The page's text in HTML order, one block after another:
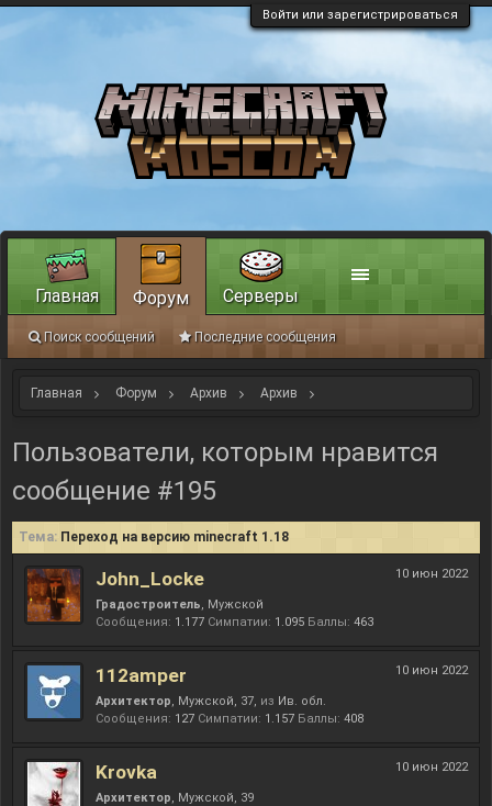
Войти или зарегистрироваться
Главная Форум Архив Архив
Пользователи, которым нравится
сообщение #195
Тема: Переход на версию minecraft 1.18
10 июн 2022
John_Locke
Градостроитель, Мужской
Сообщения: 1.177 Симпатии: 1.095 Баллы: 463
10 июн 2022
112amper
Архитектор, Мужской, 37, из Ив. обл.
Сообщения: 127 Симпатии: 1.157 Баллы: 408
10 июн 2022
Krovka
Архитектор, Мужской, 39
Главная Форум
Поиск сообщений Последние сообщения
Серверы